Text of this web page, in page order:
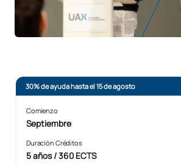
30% de ayuda hasta el 15 de agosto
Comienzo
Septiembre
Duración Créditos
5 años / 360 ECTS